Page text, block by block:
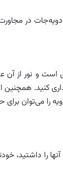
در
و نور از آن
کنید. همچنین
را می‌توان
را داشتید،